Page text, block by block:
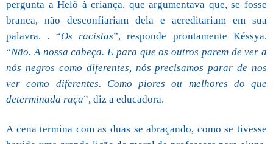
pergunta a Helô à criança, que argumentava que, se fosse
branca, não desconfiariam dela e acreditariam em sua
palavra. . “Os racistas”, responde prontamente Késsya.
“Não. A nossa cabeça. E para que os outros parem de ver a
nós negros como diferentes, nós precisamos parar de nos
ver como diferentes. Como piores ou melhores do que
determinada raça”, diz a educadora.
A cena termina com as duas se abraçando, como se tivesse